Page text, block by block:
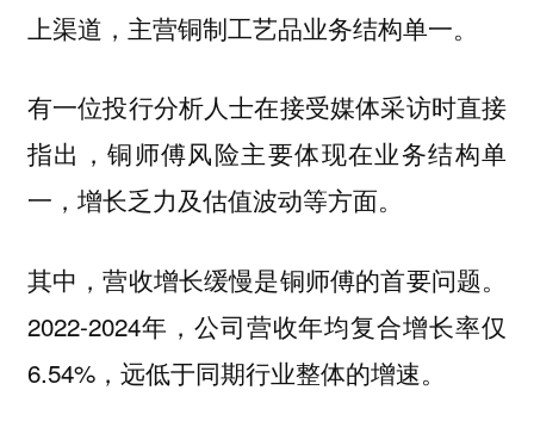
上渠道，主营铜制工艺品业务结构单一。
有一位投行分析人士在接受媒体采访时直接
指出，铜师傅风险主要体现在业务结构单
一，增长乏力及估值波动等方面。
其中，营收增长缓慢是铜师傅的首要问题。
2022-2024年，公司营收年均复合增长率仅
6.54%，远低于同期行业整体的增速。